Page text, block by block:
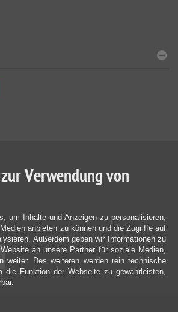
Verwendung von
um Inhalte und Anzeigen zu personalisieren,
anbieten zu können und die Zugriffe auf
Außerdem geben wir Informationen zu
an unsere Partner für soziale Medien,
weiter. Des weiteren werden rein technische
die Funktion der Webseite zu gewährleisten,